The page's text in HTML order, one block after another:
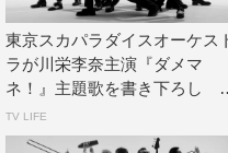
東京スカパラダイスオーケス
ラが川栄李奈主演『ダメマ
ネ！』主題歌を書き下ろし
C...
TV LIFE